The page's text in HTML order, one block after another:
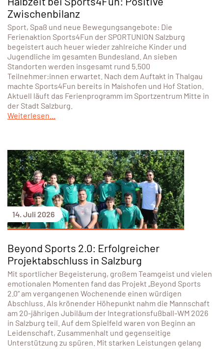
Zwischenbilanz
Sport, Spaß und neue Bewegungsangebote: Die
Ferienaktion Sports4Fun der SPORTUNION Salzburg
begeistert auch heuer wieder zahlreiche Kinder und
Jugendliche im gesamten Bundesland. An sieben
Standorten werden insgesamt rund 5.500
Teilnehmer:innen erwartet. Nach dem Auftakt in Thalgau
machte Sports4Fun bereits in Maishofen und Hof Station.
Aktuell läuft das Ferienprogramm im Sportzentrum Mitte in
der Stadt Salzburg.
Weiterlesen...
14. Juli 2026
Beyond Sports 2.0: Erfolgreicher
Projektabschluss in Salzburg
Mit sportlicher Begeisterung, großem Teamgeist und vielen
emotionalen Momenten fand das Projekt „Beyond Sports
2.0“ am vergangenen Wochenende einen würdigen
Abschluss. Als krönender Höhepunkt nahm die Mannschaft
am 20-jährigen Jubiläum der Integrationsfußball-WM 2026
in Salzburg teil. Auf dem Spielfeld waren von Beginn an
Leidenschaft, Zusammenhalt und gegenseitige
Unterstützung zu spüren. Mit starken Leistungen gelang